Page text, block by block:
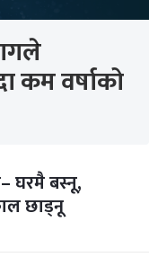
कम वर्षाको
घरमै बस्नू,
छाड्नू